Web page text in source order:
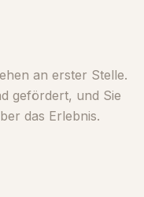
an erster Stelle.
gefördert, und Sie
das Erlebnis.